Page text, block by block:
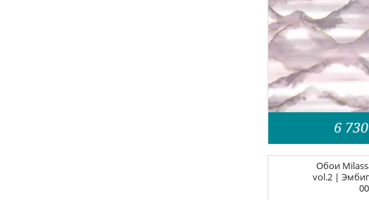
6 730
Обои
vol.2 |